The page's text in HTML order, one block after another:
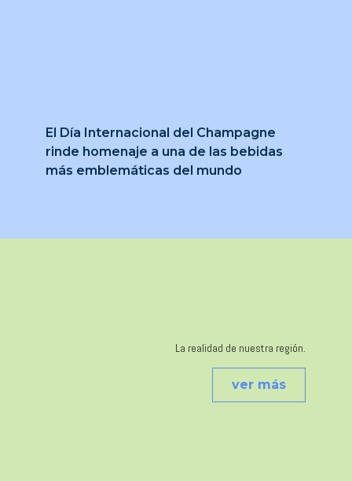
El Día Internacional del Champagne
rinde homenaje a una de las bebidas
más emblemáticas del mundo
La realidad de nuestra región.
ver más